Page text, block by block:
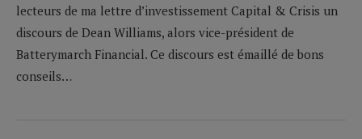
lecteurs de ma lettre d’investissement Capital & Crisis un
discours de Dean Williams, alors vice-président de
Batterymarch Financial. Ce discours est émaillé de bons
conseils…